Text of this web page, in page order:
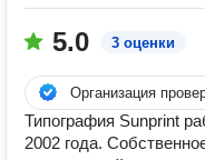
5.0 3 оценки
Организация
Типография Sunprint
2002 года.